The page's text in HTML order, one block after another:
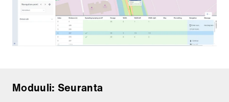
Moduuli: Seuranta